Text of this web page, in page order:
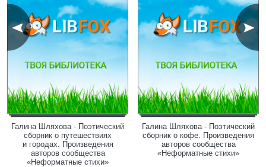
Галина Шляхова - Поэтический
сборник о путешествиях
и городах. Произведения
авторов сообщества
«Неформатные стихи»
Галина Шляхова - Поэтический
сборник о кофе. Произведения
авторов сообщества
«Неформатные стихи»